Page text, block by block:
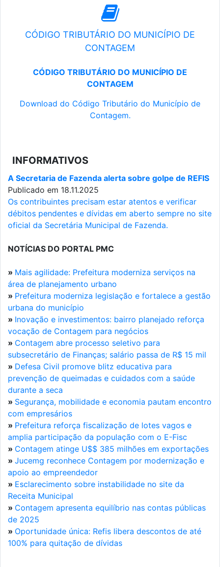
CÓDIGO TRIBUTÁRIO DO MUNICÍPIO DE
CONTAGEM
CÓDIGO TRIBUTÁRIO DO MUNICÍPIO DE
CONTAGEM
Download do Código Tributário do Município de
Contagem.
INFORMATIVOS
A Secretaria de Fazenda alerta sobre golpe de REFIS
Publicado em 18.11.2025
Os contribuintes precisam estar atentos e verificar
débitos pendentes e dívidas em aberto sempre no site
oficial da Secretária Municipal de Fazenda.
NOTÍCIAS DO PORTAL PMC
» Mais agilidade: Prefeitura moderniza serviços na
área de planejamento urbano
» Prefeitura moderniza legislação e fortalece a gestão
urbana do município
» Inovação e investimentos: bairro planejado reforça
vocação de Contagem para negócios
» Contagem abre processo seletivo para
subsecretário de Finanças; salário passa de R$ 15 mil
» Defesa Civil promove blitz educativa para
prevenção de queimadas e cuidados com a saúde
durante a seca
» Segurança, mobilidade e economia pautam encontro
com empresários
» Prefeitura reforça fiscalização de lotes vagos e
amplia participação da população com o E-Fisc
» Contagem atinge U$$ 385 milhões em exportações
» Jucemg reconhece Contagem por modernização e
apoio ao empreendedor
» Esclarecimento sobre instabilidade no site da
Receita Municipal
» Contagem apresenta equilíbrio nas contas públicas
de 2025
» Oportunidade única: Refis libera descontos de até
100% para quitação de dívidas